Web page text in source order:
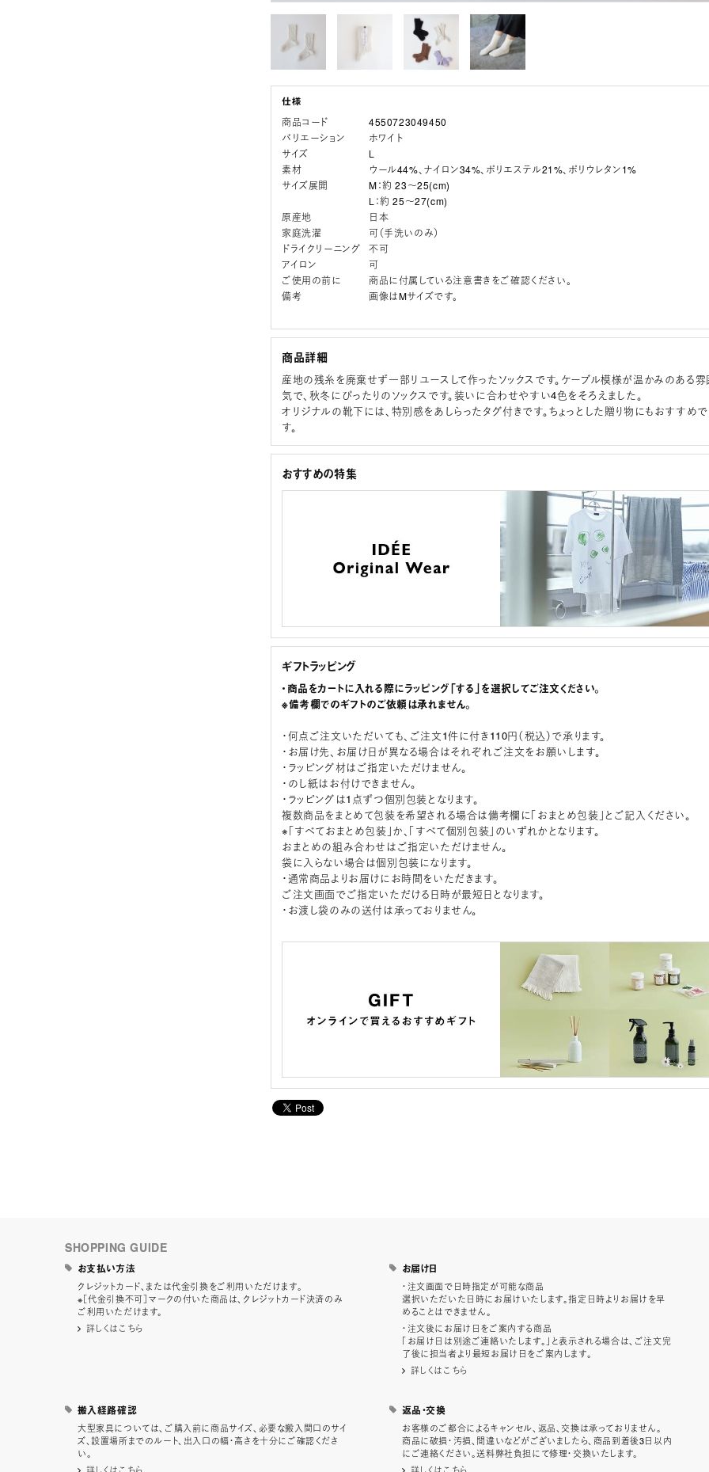
商品コード
4550723049450
バリエーション
ホワイト
サイズ
L
素材
ウール44%、ナイロン34%、ポリエステル21%、ポリウレタン1%
サイズ展開
M：約 23～25(cm)
L：約 25～27(cm)
原産地
日本
家庭洗濯
可（手洗いのみ）
ドライクリーニング
不可
アイロン
可
ご使用の前に
商品に付属している注意書きをご確認ください。
備考
画像はMサイズです。
商品詳細
産地の残糸を廃棄せず一部リユースして作ったソックスです。ケーブル模様が温かみのある
気で、秋冬にぴったりのソックスです。装いに合わせやすい4色をそろえました。
オリジナルの靴下には、特別感をあしらったタグ付きです。ちょっとした贈り物にもおすすめで
す。
おすすめの特集
ギフトラッピング
・商品をカートに入れる際にラッピング「する」を選択してご注文ください。
※備考欄でのギフトのご依頼は承れません。
・何点ご注文いただいても、ご注文1件に付き110円（税込）で承ります。
・お届け先、お届け日が異なる場合はそれぞれご注文をお願いします。
・ラッピング材はご指定いただけません。
・のし紙はお付けできません。
・ラッピングは1点ずつ個別包装となります。
複数商品をまとめて包装を希望される場合は備考欄に「おまとめ包装」とご記入ください。
※「すべておまとめ包装」か、「すべて個別包装」のいずれかとなります。
おまとめの組み合わせはご指定いただけません。
袋に入らない場合は個別包装になります。
・通常商品よりお届けにお時間をいただきます。
ご注文画面でご指定いただける日時が最短日となります。
・お渡し袋のみの送付は承っておりません。
SHOPPING GUIDE
お支払い方法
クレジットカード、または代金引換をご利用いただけます。
※［代金引換不可］マークの付いた商品は、クレジットカード決済のみ
ご利用いただけます。
詳しくはこちら
お届け日
・注文画面で日時指定が可能な商品
選択いただいた日時にお届けいたします。指定日時よりお届けを早
めることはできません。
・注文後にお届け日をご案内する商品
「お届け日は別途ご連絡いたします。」と表示される場合は、ご注文完
了後に担当者より最短お届け日をご案内します。
詳しくはこちら
搬入経路確認
大型家具については、ご購入前に商品サイズ、必要な搬入間口のサイ
ズ、設置場所までのルート、出入口の幅・高さを十分にご確認くださ
い。
返品・交換
お客様のご都合によるキャンセル、返品、交換は承っておりません。
商品に破損・汚損、間違いなどがございましたら、商品到着後3日以内
にご連絡ください。送料弊社負担にて修理・交換いたします。